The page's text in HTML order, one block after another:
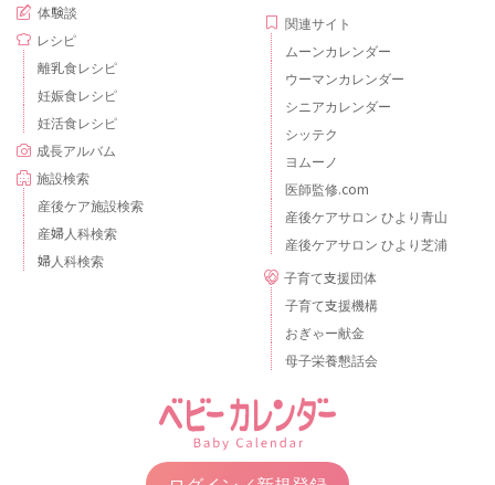
体験談
レシピ
離乳食レシピ
妊娠食レシピ
妊活食レシピ
成長アルバム
施設検索
産後ケア施設検索
産婦人科検索
婦人科検索
関連サイト
ムーンカレンダー
ウーマンカレンダー
シニアカレンダー
シッテク
ヨムーノ
医師監修.com
産後ケアサロン ひより青山
産後ケアサロン ひより芝浦
子育て支援団体
子育て支援機構
おぎゃー献金
母子栄養懇話会